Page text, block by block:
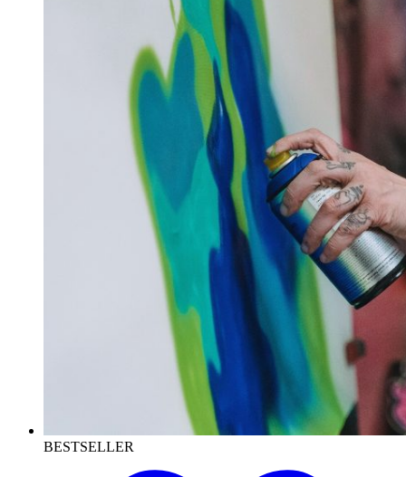
BESTSELLER